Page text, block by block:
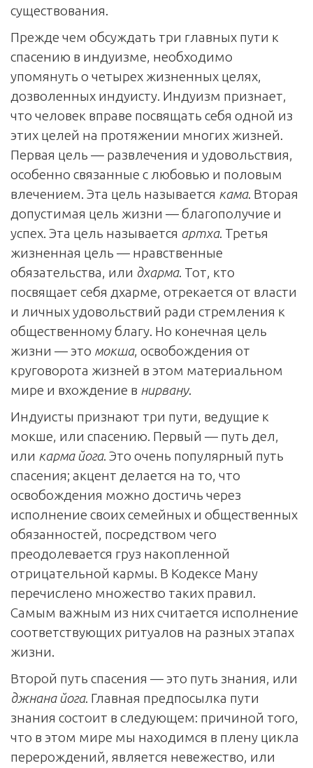
существования.
Прежде чем обсуждать три главных пути к
спасению в индуизме, необходимо
упомянуть о четырех жизненных целях,
дозволенных индуисту. Индуизм признает,
что человек вправе посвящать себя одной из
этих целей на протяжении многих жизней.
Первая цель — развлечения и удовольствия,
особенно связанные с любовью и половым
влечением. Эта цель называется кама. Вторая
допустимая цель жизни — благополучие и
успех. Эта цель называется артха. Третья
жизненная цель — нравственные
обязательства, или дхарма. Тот, кто
посвящает себя дхарме, отрекается от власти
и личных удовольствий ради стремления к
общественному благу. Но конечная цель
жизни — это мокша, освобождения от
круговорота жизней в этом материальном
мире и вхождение в нирвану.
Индуисты признают три пути, ведущие к
мокше, или спасению. Первый — путь дел,
или карма йога. Это очень популярный путь
спасения; акцент делается на то, что
освобождения можно достичь через
исполнение своих семейных и общественных
обязанностей, посредством чего
преодолевается груз накопленной
отрицательной кармы. В Кодексе Ману
перечислено множество таких правил.
Самым важным из них считается исполнение
соответствующих ритуалов на разных этапах
жизни.
Второй путь спасения — это путь знания, или
джнана йога. Главная предпосылка пути
знания состоит в следующем: причиной того,
что в этом мире мы находимся в плену цикла
перерождений, является невежество, или